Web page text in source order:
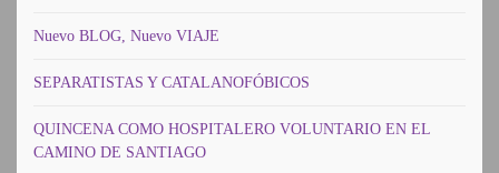
Nuevo BLOG, Nuevo VIAJE
SEPARATISTAS Y CATALANOFÓBICOS
QUINCENA COMO HOSPITALERO VOLUNTARIO EN EL
CAMINO DE SANTIAGO